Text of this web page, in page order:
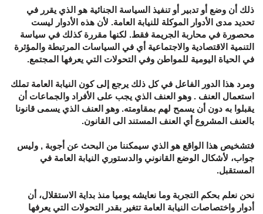
ذلك أن وضع أو تدبير أو تنفيذ السياسة الجنائية هو الذي يقرر في
تحديد مدى الأدوار الموكلة للنيابة العامة. لأن هذه الأدوار ليست
محصورة في محاربة الجريمة فقط. لكنها مقررة كذلك في سياسة
التنمية الاقتصادية والاجتماعية أي في السياسات المرتبطة والمؤثرة
في الحياة اليومية للمواطن وفي التحولات التي يعرفها المجتمع.
ومرد هذا الدور الفاعل في كل ذلك يرجع إلى كون النيابة العامة تملك
استعمال العنف . وهو العنف الذي يجب على الأفراد والجماعات أن
يقبلوا به دون أن يسمح لهم بمقاومته. وهو العنف الذي يسمى قانونا
بالعنف المشروع أي العنف المستند الى القانون.
فتشخيص هذا الواقع هو الذي سيمكننا من البحث عن أجوبة , وليس
جواب، لأشكال الوضع القانوني والدستوري النيابة العامة في
المستقبل.
نحن نعلم بحكم التجربة وما نعايشه يوميا منذ بداية الاستقلال، أن
أدوار واختصاصات النيابة العامة تتغير بقدر التحولات التي يعرفها